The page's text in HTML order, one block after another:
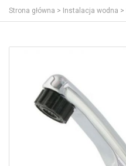
Strona główna > Instalacja wodna >